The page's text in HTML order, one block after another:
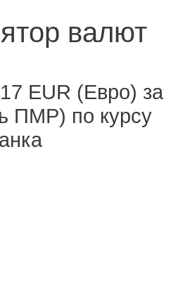
валют
EUR (Евро) за
ПМР) по курсу